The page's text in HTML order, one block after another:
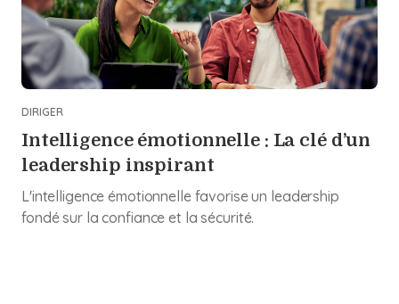
DIRIGER
Intelligence émotionnelle : La clé d’un
leadership inspirant
L'intelligence émotionnelle favorise un leadership
fondé sur la confiance et la sécurité.